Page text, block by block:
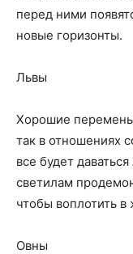
перед ними
новые горизонты.
Львы
Хорошие
так в отношениях
все будет
светилам
чтобы воплотить
Овны